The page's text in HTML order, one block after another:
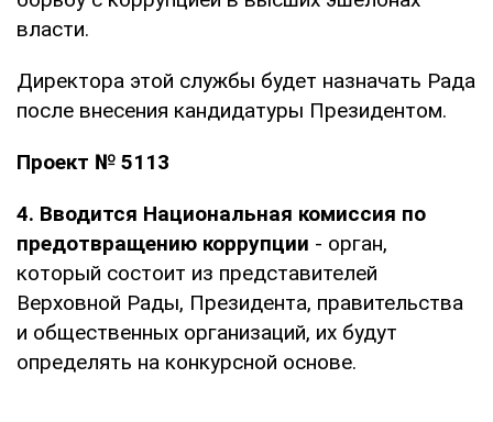
власти.
Директора этой службы будет назначать Рада
после внесения кандидатуры Президентом.
Проект № 5113
4. Вводится Национальная комиссия по
предотвращению коррупции - орган,
который состоит из представителей
Верховной Рады, Президента, правительства
и общественных организаций, их будут
определять на конкурсной основе.